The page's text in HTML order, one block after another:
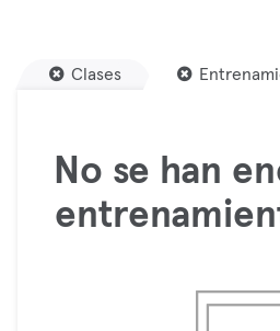
Clases
No se han